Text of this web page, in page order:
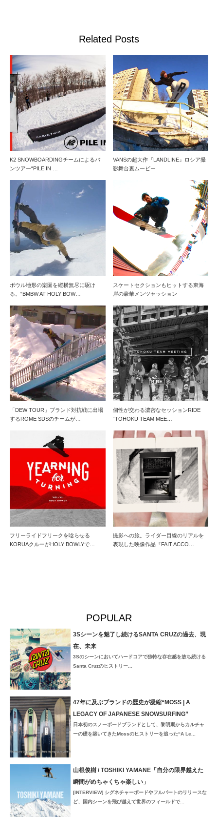
Related Posts
K2 SNOWBOARDINGチームによるバ
ンツアー“PILE IN …
VANSの超大作『LANDLINE』ロシア撮
影舞台裏ムービー
ボウル地形の楽園を縦横無尽に駆け
る。“BMBW AT HOLY BOW…
スケートセクションもヒットする東海
岸の豪華メンツセッション
「DEW TOUR」ブランド対抗戦に出場
するROME SDSのチームが…
個性が交わる濃密なセッションRIDE
“TOHOKU TEAM MEE…
フリーライドフリークを唸らせる
KORUAクルーがHOLY BOWLYで…
撮影への旅。ライダー目線のリアルを
表現した映像作品『FAIT ACCO…
POPULAR
3Sシーンを魅了し続けるSANTA CRUZの過去、現
在、未来
3Sのシーンにおいてハードコアで独特な存在感を放ち続ける
Santa Cruzのヒストリー...
47年に及ぶブランドの歴史が凝縮“MOSS | A
LEGACY OF JAPANESE SNOWSURFING”
日本初のスノーボードブランドとして、黎明期からカルチャ
ーの礎を築いてきたMossのヒストリーを追った“A Le...
山根俊樹 / TOSHIKI YAMANE「自分の限界越えた
瞬間がめちゃくちゃ楽しい」
[INTERVIEW] シグネチャーボードやフルパートのリリースな
ど、国内シーンを飛び越えて世界のフィールドで...